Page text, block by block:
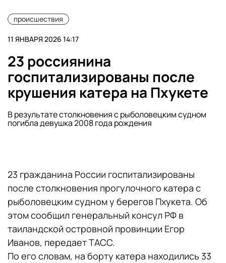
происшествия
11 ЯНВАРЯ 2026 14:17
23 россиянина
госпитализированы после
крушения катера на Пхукете
В результате столкновения с рыболовецким судном
погибла девушка 2008 года рождения
23 гражданина России госпитализированы
после столкновения прогулочного катера с
рыболовецким судном у берегов Пхукета. Об
этом сообщил генеральный консул РФ в
таиландской островной провинции Егор
Иванов, передает ТАСС.
По его словам, на борту катера находились 33